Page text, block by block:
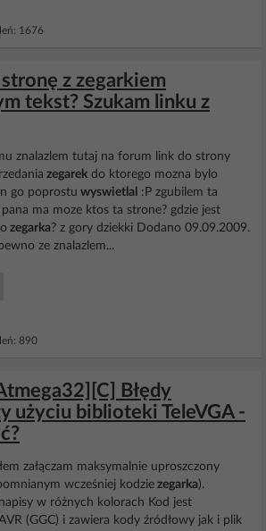
1676
z zegarkiem
tekst? Szukam linku z
znalazlem tutaj na forum link do strony
zegarek do ktorego mozna bylo
go poprostu wyswietlal :P zgubilem ta
ma moze ktos ta strone? gdzie jest
zegarka? z gory dziekki Dodano 09.09.2009.
ze znalazlem...
890
Błędy
użyciu biblioteki TeleVGA -
załączam maksymalnie uproszczony
wcześniej kodzie zegarka).
w różnych kolorach Kod jest
(GGC) i zawiera kody źródłowy jak i plik